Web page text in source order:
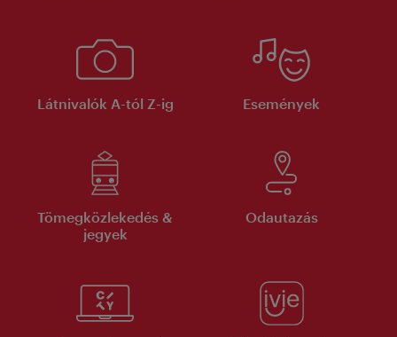
Látnivalók A-tól Z-ig Események
Tömegközlekedés &
jegyek
Odautazás